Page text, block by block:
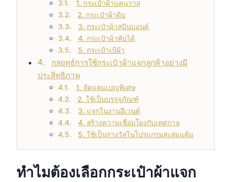
1. กระเป๋าผ้าแคนวาส
2. กระเป๋าผ้าดิบ
3. กระเป๋าผ้าสปันบอนด์
4. กระเป๋าผ้าพับได้
5. กระเป๋าเป้ผ้า
กลยุทธ์การใช้กระเป๋าผ้าแจกลูกค้าอย่างมี
ประสิทธิภาพ
1. จัดแคมเปญพิเศษ
2. ใช้เป็นบรรจุภัณฑ์
3. แจกในงานอีเวนต์
4. สร้างความเชื่อมโยงกับเทศกาล
5. ใช้เป็นรางวัลในโปรแกรมสะสมแต้ม
ทำไมต้องเลือกกระเป๋าผ้าแจก